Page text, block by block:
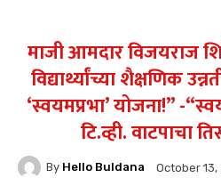
माजी आमदार विजयराज
विद्यार्थ्यांच्या शैक्षणिक
‘स्वयमप्रभा’ योजना!” -
टि.व्ही. वाटपाचा
By Hello Buldana October